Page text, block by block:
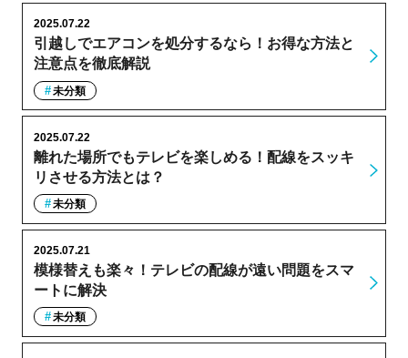
引越しでエアコンを処分するなら！お得な方法と
注意点を徹底解説
2025.07.22
未分類
離れた場所でもテレビを楽しめる！配線をスッキ
リさせる方法とは？
2025.07.22
未分類
模様替えも楽々！テレビの配線が遠い問題をスマ
ートに解決
2025.07.21
未分類